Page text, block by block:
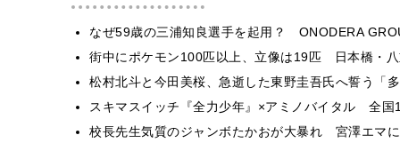
なぜ59歳の三浦知良選手を起用？ ONODERA
街中にポケモン100匹以上、立像は19匹 日本橋・
松村北斗と今田美桜、急逝した東野圭吾氏へ誓う「
スキマスイッチ『全力少年』×アミノバイタル 全国
校長先生気質のジャンボたかおが大暴れ 宮澤エマ